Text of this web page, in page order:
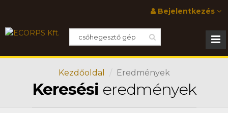
Bejelentkezés
Kezdőoldal Eredmények
Keresési eredmények